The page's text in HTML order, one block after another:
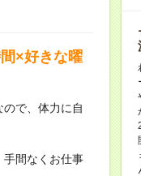
×好きな曜
で、体力に自
間なくお仕事